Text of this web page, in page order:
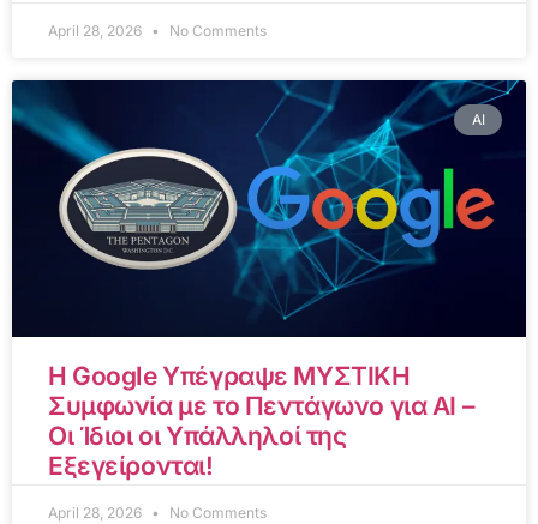
April 28, 2026 No Comments
AI
Η Google Υπέγραψε ΜΥΣΤΙΚΗ
Συμφωνία με το Πεντάγωνο για AI –
Οι Ίδιοι οι Υπάλληλοί της
Εξεγείρονται!
April 28, 2026 No Comments